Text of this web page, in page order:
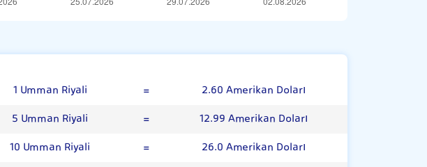
1 Umman Riyali =
2.60 Amerikan Doları
5 Umman Riyali
=
12.99 Amerikan Doları
10 Umman Riyali
=
26.0 Amerikan Doları